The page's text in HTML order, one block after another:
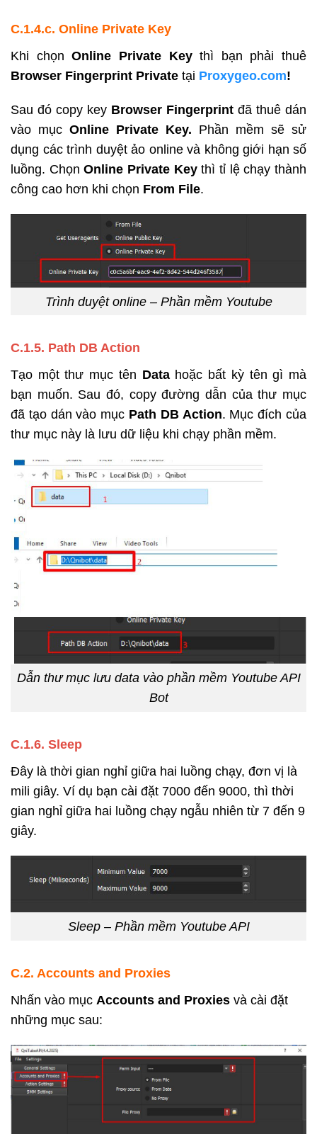
C.1.4.c. Online Private Key
Khi chọnOnline Private Keythì bạn phải thuê
Browser Fingerprint Private tại Proxygeo.com!
Sau đó copy key Browser Fingerprint đã thuê dán
vào mục Online Private Key. Phần mềm sẽ sử
dụng các trình duyệt ảo online và không giới hạn số
luồng. ChọnOnline Private Keythì tỉ lệ chạy thành
công cao hơn khi chọn From File.
Trình duyệt online – Phần mềm Youtube
C.1.5. Path DB Action
Tạo một thư mục tên Datahoặc bất kỳ tên gì mà
bạn muốn. Sau đó, copy đường dẫn của thư mục
đã tạo dán vào mục Path DB Action. Mục đích của
thư mục này là lưu dữ liệu khi chạy phần mềm.
Dẫn thư mục lưu data vào phần mềm Youtube API
Bot
C.1.6. Sleep
Đây là thời gian nghỉ giữa hai luồng chạy, đơn vị là
mili giây. Ví dụ bạn cài đặt 7000 đến 9000, thì thời
gian nghỉ giữa hai luồng chạy ngẫu nhiên từ 7 đến 9
giây.
Sleep – Phần mềm Youtube API
C.2. Accounts and Proxies
Nhấn vào mục Accounts and Proxies và cài đặt
những mục sau: